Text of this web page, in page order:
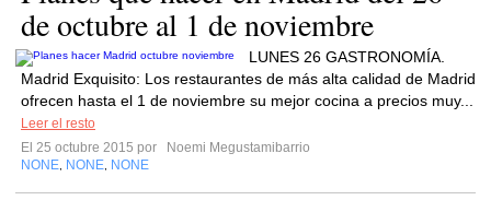
de octubre al 1 de noviembre
LUNES 26 GASTRONOMÍA.
Madrid Exquisito: Los restaurantes de más alta calidad de Madrid
ofrecen hasta el 1 de noviembre su mejor cocina a precios muy...
Leer el resto
El 25 octubre 2015 por
Noemi Megustamibarrio
NONE NONE NONE